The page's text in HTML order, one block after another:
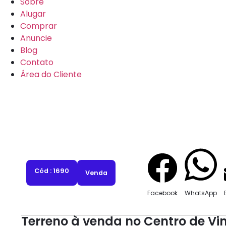
Alugar
Comprar
Anuncie
Blog
Contato
Área do Cliente
Cód : 1690 Venda
Facebook WhatsApp
Terreno à venda no Centro de